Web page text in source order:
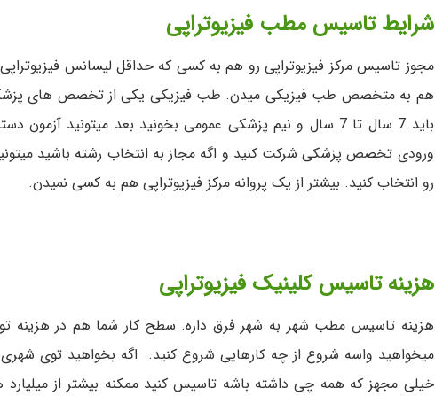
شرایط تاسیس مطب فیزیوتراپی
مجوز تاسیس مرکز فیزیوتراپی رو هم به کسی که حداقل لیسانس
هم به متخصص طب فیزیکی میدن. طب فیزیکی یکی از تخصص های
باید 7 سال تا 7 سال و نیم پزشکی عمومی بخونید بعد میتونید
ورودی تخصص پزشکی شرکت کنید و اگه مجاز به انتخاب رشته باشید
رو انتخاب کنید. بیشتر از یک پروانه مرکز فیزیوتراپی هم به کسی نمیدن.
هزینه تاسیس کلینیک فیزیوتراپی
هزینه تاسیس مطب شهر به شهر فرق داره. سطح کار شما هم در هزینه تون
میخواهید واسه شروع از چه کارهایی شروع کنید. اگه بخواهید توی
خیلی مجهز که همه چی داشته باشه تاسیس کنید ممکنه بیشتر از میلیارد